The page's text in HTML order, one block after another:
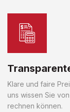
Klare und faire
uns wissen Sie
rechnen können.